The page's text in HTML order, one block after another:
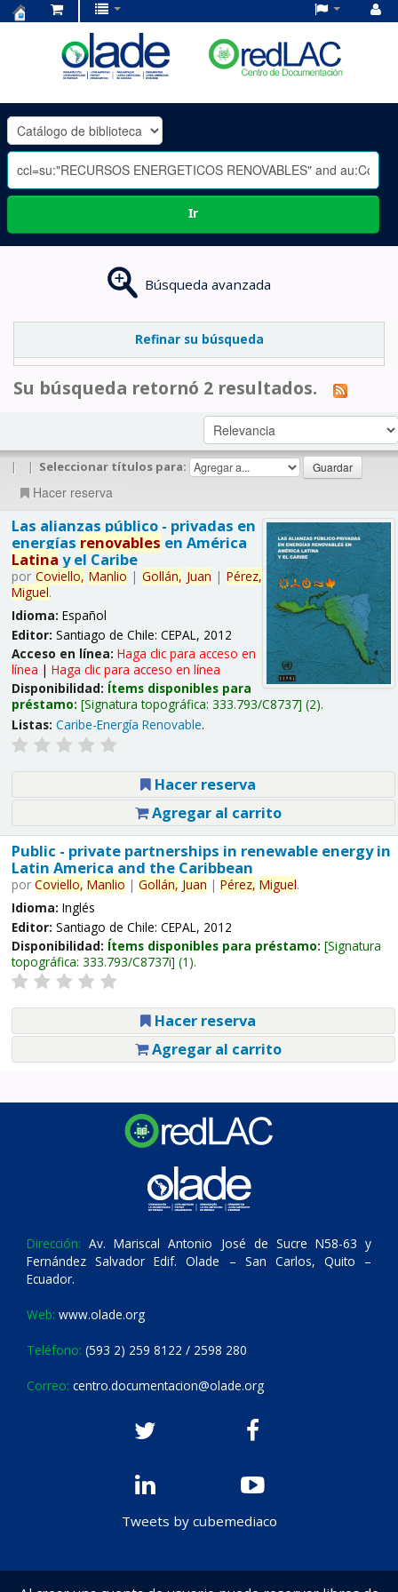
OLADE
-
Ir
Búsqueda avanzada
Refinar su búsqueda
Su búsqueda retornó 2 resultados.
| | Seleccionar títulos para:
Hacer reserva
Las alianzas público - privadas en
energías renovables en América
Latina y el Caribe
por Coviello, Manlio | Gollán, Juan | Pérez,
Miguel.
Idioma: Español
Editor: Santiago de Chile: CEPAL, 2012
Acceso en línea: Haga clic para acceso en
línea | Haga clic para acceso en línea
Disponibilidad: Ítems disponibles para
préstamo: Signatura topográfica: 333.793/C8737 (2).
Listas: Caribe-Energía Renovable.
Hacer reserva
Agregar al carrito
Public - private partnerships in renewable energy in
Latin America and the Caribbean
por Coviello, Manlio | Gollán, Juan | Pérez, Miguel.
Idioma: Inglés
Editor: Santiago de Chile: CEPAL, 2012
Disponibilidad: Ítems disponibles para préstamo: Signatura
topográfica: 333.793/C8737i (1).
Hacer reserva
Agregar al carrito
Dirección: Av. Mariscal Antonio José de Sucre N58-63 y
Fernández Salvador Edif. Olade – San Carlos, Quito –
Ecuador.
Web: www.olade.org
Teléfono: (593 2) 259 8122 / 2598 280
Correo: centro.documentacion@olade.org
Tweets by cubemediaco